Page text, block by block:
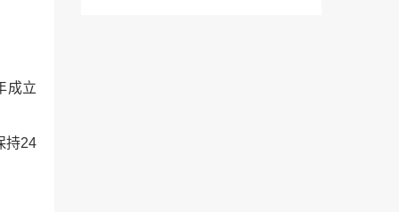
成立
持24